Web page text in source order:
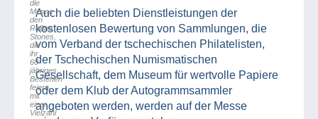
Auch die beliebten Dienstleistungen der
kostenlosen Bewertung von Sammlungen, die
vom Verband der tschechischen Philatelisten,
der Tschechischen Numismatischen
Gesellschaft, dem Museum für wertvolle Papiere
oder dem Klub der Autogrammsammler
angeboten werden, werden auf der Messe
die
Messe
den
Rolling
Stones,
die
ihr
60-
jähriges
Bestehen
feiern,
mit
einer
Vielzahl